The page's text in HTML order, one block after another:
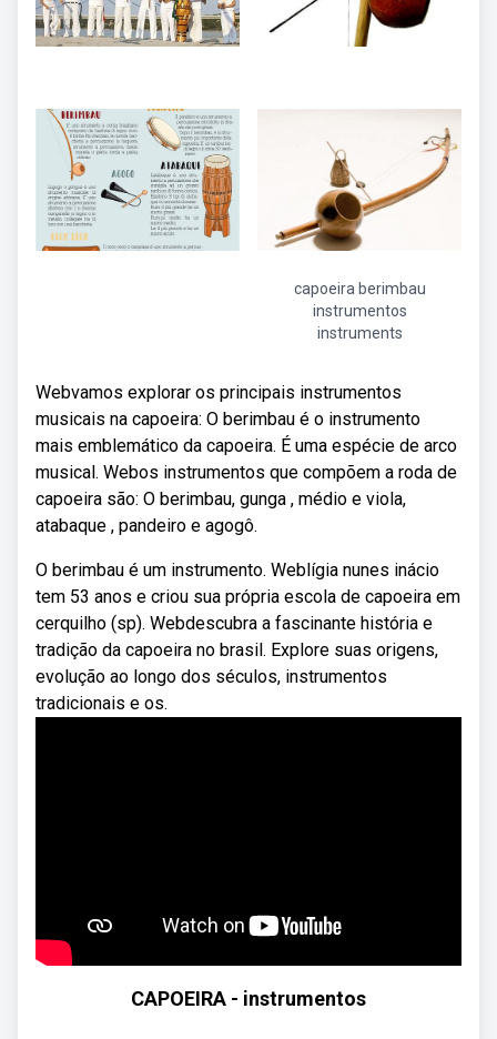
capoeira berimbau
instrumentos
instruments
Webvamos explorar os principais instrumentos
musicais na capoeira: O berimbau é o instrumento
mais emblemático da capoeira. É uma espécie de arco
musical. Webos instrumentos que compõem a roda de
capoeira são: O berimbau, gunga , médio e viola,
atabaque , pandeiro e agogô.
O berimbau é um instrumento. Weblígia nunes inácio
tem 53 anos e criou sua própria escola de capoeira em
cerquilho (sp). Webdescubra a fascinante história e
tradição da capoeira no brasil. Explore suas origens,
evolução ao longo dos séculos, instrumentos
tradicionais e os.
CAPOEIRA - instrumentos